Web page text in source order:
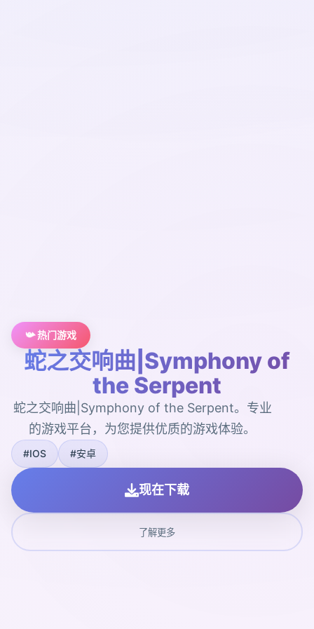
📯 热门游戏
蛇之交响曲|Symphony of
the Serpent
蛇之交响曲|Symphony of the Serpent。专业
的游戏平台，为您提供优质的游戏体验。
#IOS #安卓
现在下载
了解更多